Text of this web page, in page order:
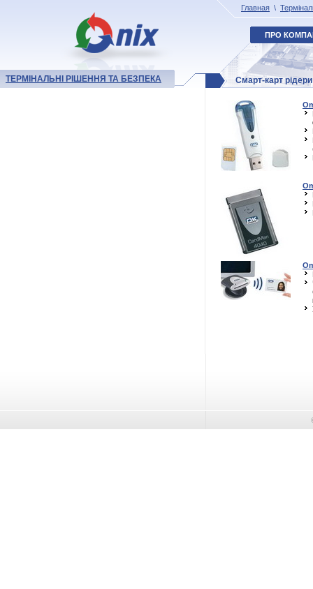
Главная \
ПРО
Смарт-карт рідери
ТЕРМІНАЛЬНІ РІШЕННЯ ТА БЕЗПЕКА